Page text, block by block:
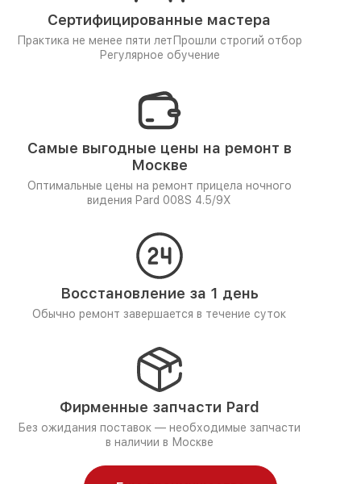
Сертифицированные мастера
Практика не менее пяти лет Прошли строгий отбор
Регулярное обучение
Самые выгодные цены на ремонт в
Москве
Оптимальные цены на ремонт прицела ночного
видения Pard 008S 4.5/9X
Восстановление за 1 день
Обычно ремонт завершается в течение суток
Фирменные запчасти Pard
Без ожидания поставок — необходимые запчасти
в наличии в Москве